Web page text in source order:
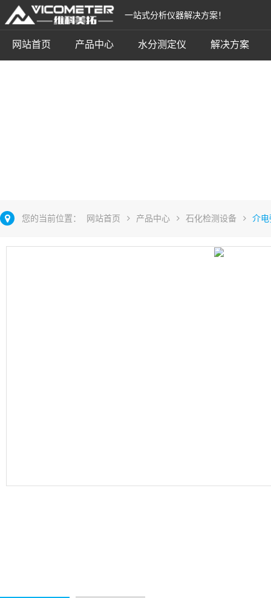
一站式分析仪器解决方案！
网站首页 产品中心 水分测定仪 解决方案
您的当前位置： 网站首页 产品中心 石化检测设备 介